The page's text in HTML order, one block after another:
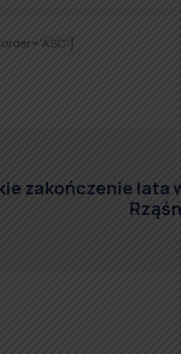
zakończenie lata